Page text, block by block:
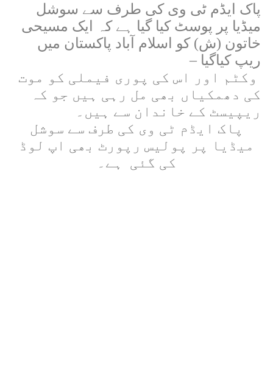
پاک ایڈم ٹی وی کی طرف سے سوشل
میڈیا پر پوسٹ کیا گیا ہے کہ
ایک مسیحی
خاتون (ش) کو اسلام آباد پاکستان میں
ریپ کیاگیا –
وکٹم اور اس کی پوری فیملی کو موت
کی دھمکیاں بھی مل رہی ہیں جو کہ
ریپیسٹ کے خاندان سے ہیں۔
پاک ایڈم ٹی وی کی طرف سے سوشل
میڈیا پر پولیس رپورٹ بھی اپ لوڈ
کی گئی
ہے۔